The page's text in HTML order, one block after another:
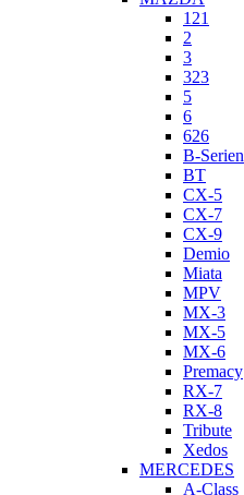
121
2
3
323
5
6
626
B-Serien
BT
CX-5
CX-7
CX-9
Demio
Miata
MPV
MX-3
MX-5
MX-6
Premacy
RX-7
RX-8
Tribute
Xedos
MERCEDES
A-Class